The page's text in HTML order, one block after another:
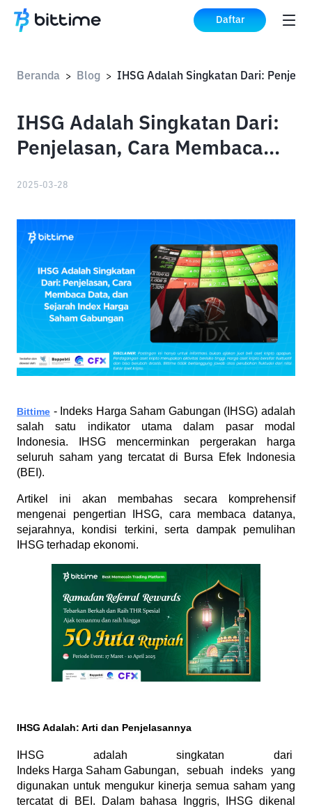
Daftar
Beranda > Blog >
IHSG Adalah Singkatan Dari:
Penjelasan, Cara Membaca
2025-03-28
Bittime - Indeks Harga Saham Gabungan (IHSG) adalah
salah satu indikator utama dalam pasar modal
Indonesia. IHSG mencerminkan pergerakan harga
seluruh saham yang tercatat di Bursa Efek Indonesia
(BEI).
Artikel ini akan membahas secara komprehensif
mengenai pengertian IHSG, cara membaca datanya,
sejarahnya, kondisi terkini, serta dampak pemulihan
IHSG terhadap ekonomi.
IHSG Adalah: Arti dan Penjelasannya
IHSG adalah singkatan dari
Indeks Harga Saham Gabungan, sebuah indeks yang
digunakan untuk mengukur kinerja semua saham yang
tercatat di BEI. Dalam bahasa Inggris, IHSG dikenal